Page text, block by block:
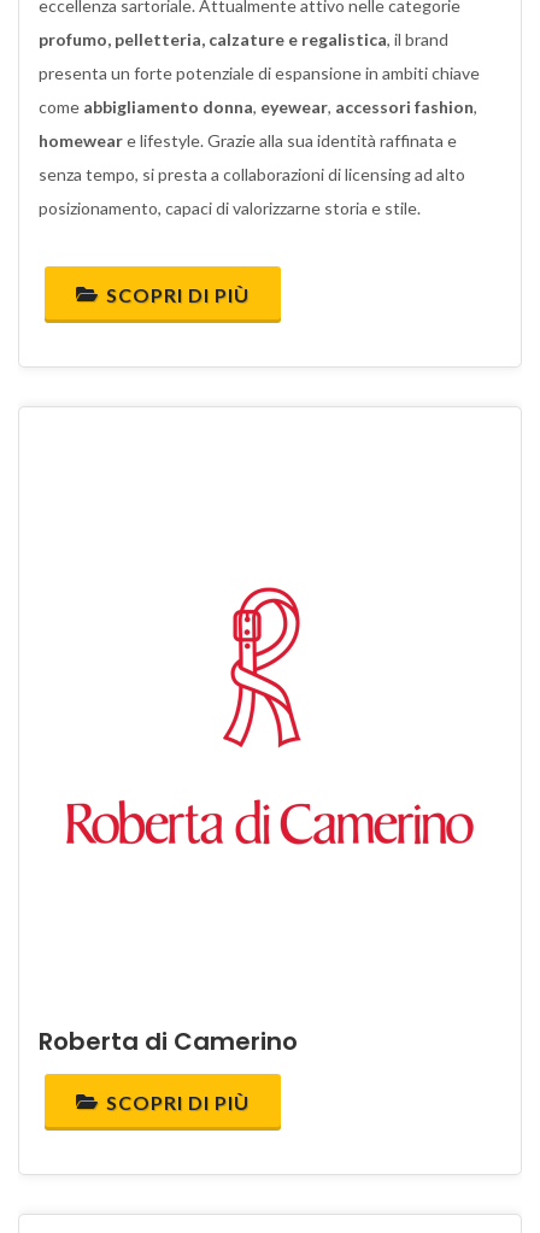
eccellenza sartoriale. Attualmente attivo nelle categorie
profumo, pelletteria, calzature e regalistica, il brand
presenta un forte potenziale di espansione in ambiti chiave
come abbigliamento donna, eyewear, accessori fashion,
homeweare lifestyle. Grazie alla sua identità raffinata e
senza tempo, si presta a collaborazioni di licensing ad alto
posizionamento, capaci di valorizzarne storia e stile.
SCOPRI DI PIÙ
Roberta di Camerino
SCOPRI DI PIÙ